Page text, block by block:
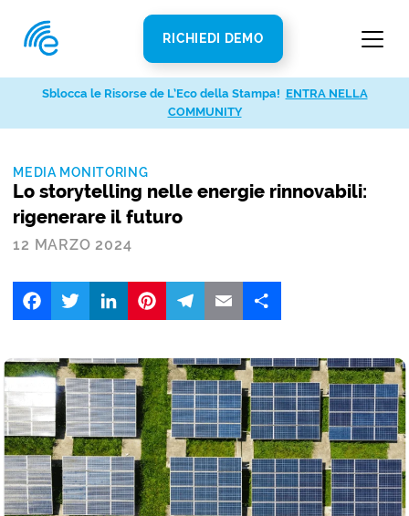
RICHIEDI DEMO
MEDIA MONITORING
Lo storytelling nelle energie rinnovabili:
rigenerare il futuro
12 MARZO 2024
FacebookTwitter LinkedIn
Sblocca le Risorse de L’Eco della Stampa! ENTRA NELLA
COMMUNITY